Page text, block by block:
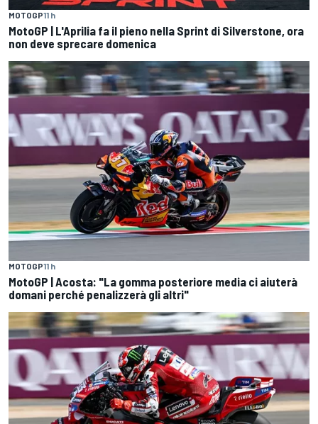
MOTOGP11 h
MotoGP | L'Aprilia fa il pieno nella Sprint di Silverstone, ora
non deve sprecare domenica
MOTOGP11 h
MotoGP | Acosta: "La gomma posteriore media ci aiuterà
domani perché penalizzerà gli altri"